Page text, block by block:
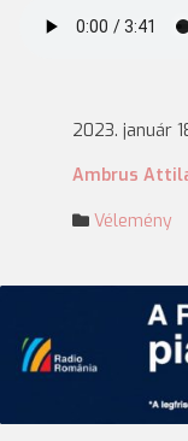
2023. január
Ambrus
Vélemény